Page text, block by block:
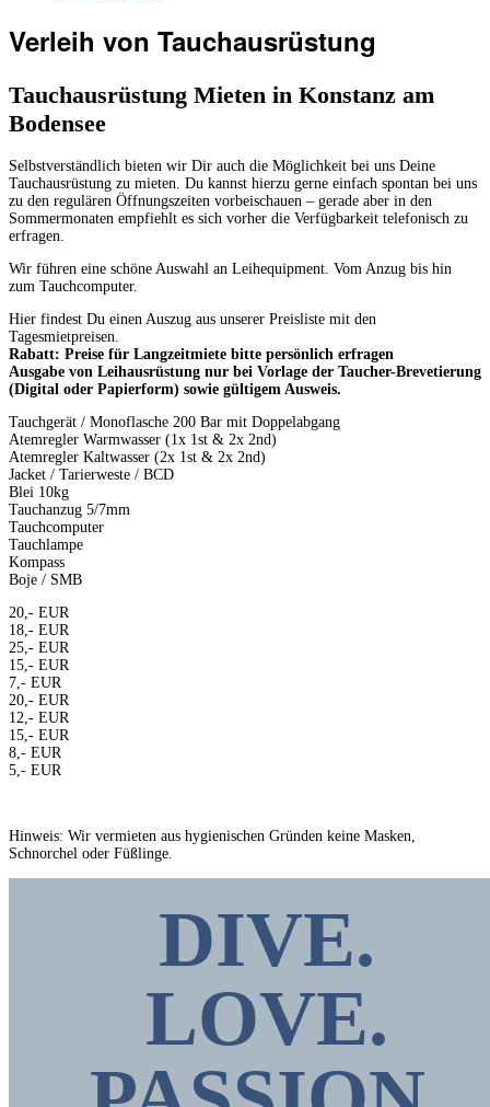
Verleih von Tauchausrüstung
Tauchausrüstung Mieten in Konstanz am
Bodensee
Selbstverständlich bieten wir Dir auch die Möglichkeit bei uns Deine
Tauchausrüstung zu mieten. Du kannst hierzu gerne einfach spontan bei uns
zu den regulären Öffnungszeiten vorbeischauen – gerade aber in den
Sommermonaten empfiehlt es sich vorher die Verfügbarkeit telefonisch zu
erfragen.
Wir führen eine schöne Auswahl an Leihequipment. Vom Anzug bis hin
zum Tauchcomputer.
Hier findest Du einen Auszug aus unserer Preisliste mit den
Tagesmietpreisen.
Rabatt: Preise für Langzeitmiete bitte persönlich erfragen
Ausgabe von Leihausrüstung nur bei Vorlage der Taucher-Brevetierung
(Digital oder Papierform) sowie gültigem Ausweis.
Tauchgerät / Monoflasche 200 Bar mit Doppelabgang
Atemregler Warmwasser (1x 1st & 2x 2nd)
Atemregler Kaltwasser (2x 1st & 2x 2nd)
Jacket / Tarierweste / BCD
Blei 10kg
Tauchanzug 5/7mm
Tauchcomputer
Tauchlampe
Kompass
Boje / SMB
20,- EUR
18,- EUR
25,- EUR
15,- EUR
7,- EUR
20,- EUR
12,- EUR
15,- EUR
8,- EUR
5,- EUR
Hinweis: Wir vermieten aus hygienischen Gründen keine Masken,
Schnorchel oder Füßlinge.
DIVE.
LOVE.